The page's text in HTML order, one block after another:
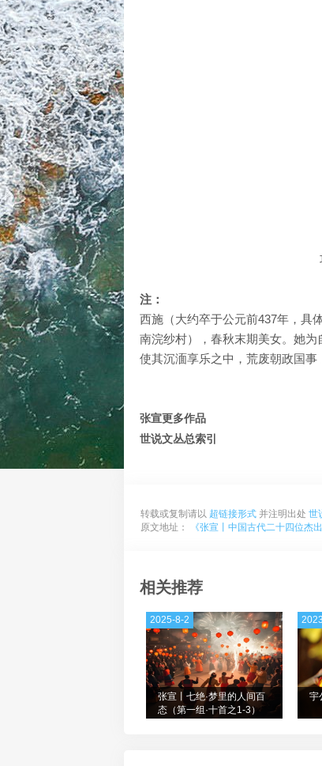
注：
西施（大约卒于公元前437年，具
南浣纱村），春秋末期美女。她
使其沉湎享乐之中，荒废朝政国事
张宣更多作品
世说文丛总索引
转载或复制请以 超链接形式 并注明出处 世
原文地址：
《张宣丨中国古代二十四位杰
相关推荐
张宣丨七绝·梦里的人间百
态（第一组·十首之1-3）
2025-8-2
宇